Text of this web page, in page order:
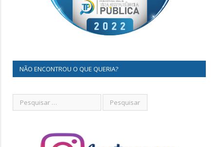
NÃO ENCONTROU O QUE QUERIA?